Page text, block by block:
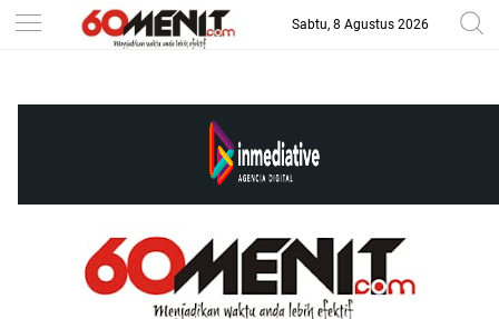
--> Sabtu, 8 Agustus 2026